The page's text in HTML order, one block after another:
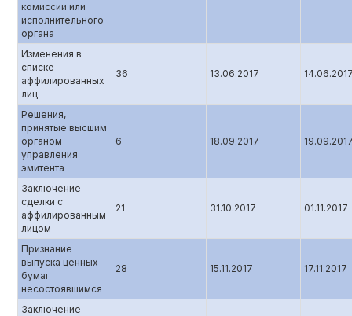
комиссии или
исполнительного
органа
Изменения в
списке
аффилированных
лиц
36 13.06.2017
Решения,
принятые высшим
органом
управления
эмитента
6 18.09.2017
Заключение
сделки с
аффилированным
лицом
21 31.10.2017 01.11.2017
Признание
выпуска ценных
бумаг
несостоявшимся
28 15.11.2017 17.11.2017
Заключение